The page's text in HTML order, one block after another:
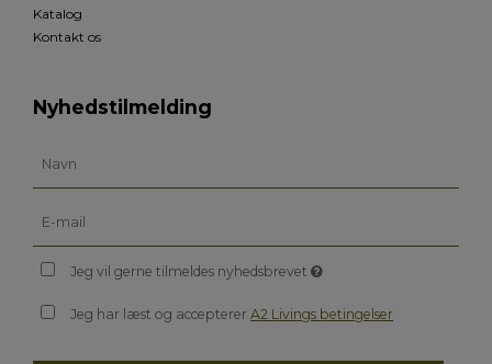
Katalog
Kontakt os
Nyhedstilmelding
Jeg vil gerne tilmeldes nyhedsbrevet
Jeg har læst og acceptererA2 Livings betingelser